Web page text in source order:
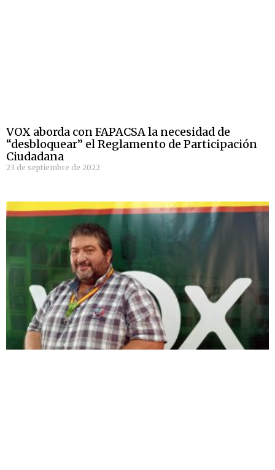
VOX aborda con FAPACSA la necesidad de
“desbloquear” el Reglamento de Participación
Ciudadana
23 de septiembre de 2022